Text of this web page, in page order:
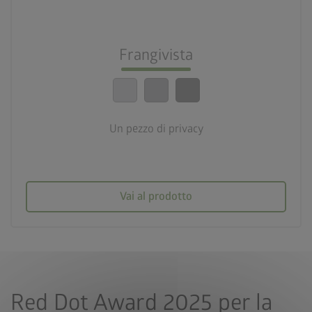
Frangivista
Un pezzo di privacy
Vai al prodotto
calendar_month
20 anni di garanzia
Red Dot Award 2025 per la